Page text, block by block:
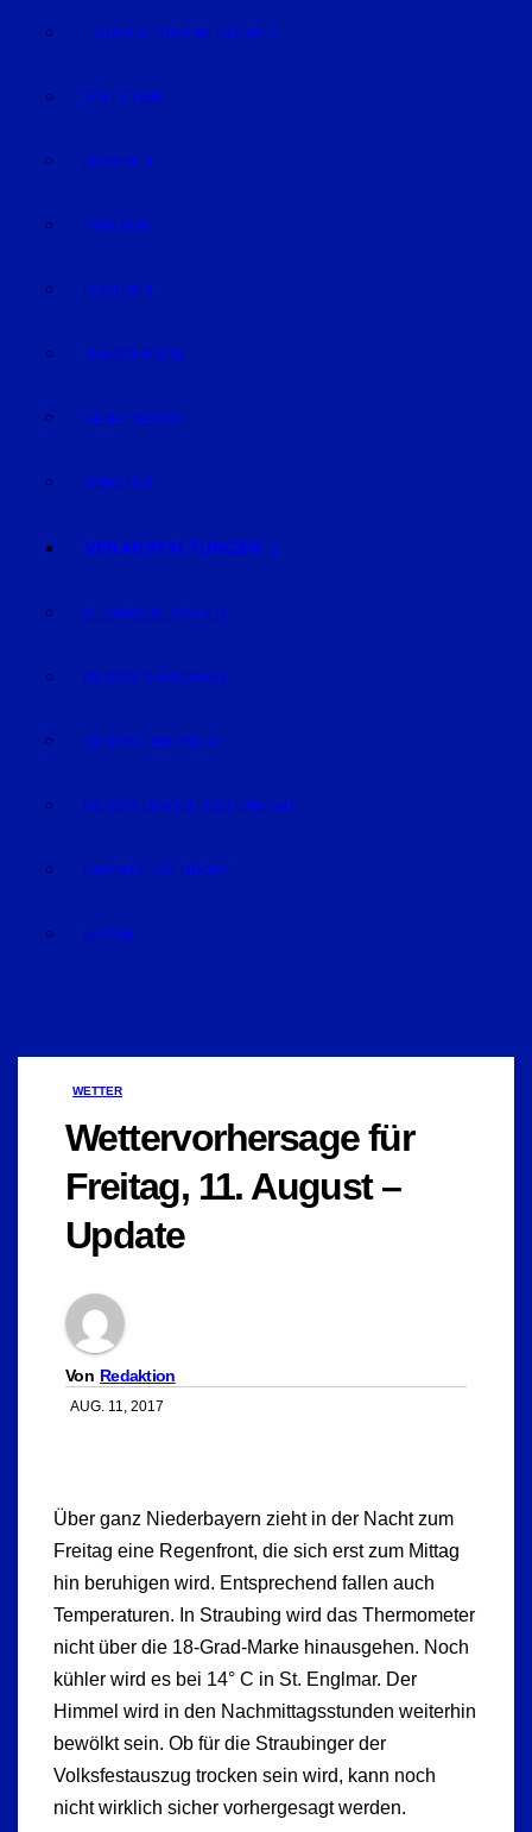
EISHOCKEY/INLINEHOCKEY
VOLLEYBALL
FUSSBALL
HANDBALL
FOOTBALL
TRABRENNEN
KAMPFSPORT
SONSTIGE
VERANSTALTUNGEN
VERANSTALTUNGEN
REGION STRAUBING
REGION LANDSHUT
REGION DINGOLFING-LANDAU
RAUM DEGGENDORF
BLUVAL
WETTER
Wettervorhersage für
Freitag, 11. August –
Update
Von Redaktion
AUG. 11, 2017
Über ganz Niederbayern zieht in der Nacht zum
Freitag eine Regenfront, die sich erst zum Mittag
hin beruhigen wird. Entsprechend fallen auch
Temperaturen. In Straubing wird das Thermometer
nicht über die 18-Grad-Marke hinausgehen. Noch
kühler wird es bei 14° C in St. Englmar. Der
Himmel wird in den Nachmittagsstunden weiterhin
bewölkt sein. Ob für die Straubinger der
Volksfestauszug trocken sein wird, kann noch
nicht wirklich sicher vorhergesagt werden.